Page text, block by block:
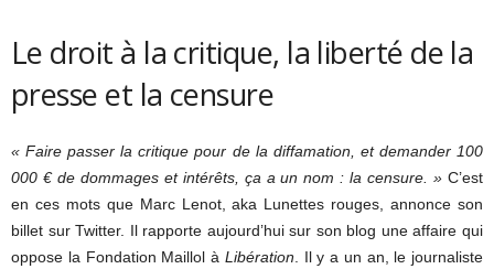
Le droit à la critique, la liberté de la
presse et la censure
« Faire passer la critique pour de la diffamation, et demander 100
000 € de dommages et intérêts, ça a un nom : la censure. » C’est
en ces mots que Marc Lenot, aka Lunettes rouges, annonce son
billet sur Twitter. Il rapporte aujourd’hui sur son blog une affaire qui
oppose la Fondation Maillol à Libération. Il y a un an, le journaliste